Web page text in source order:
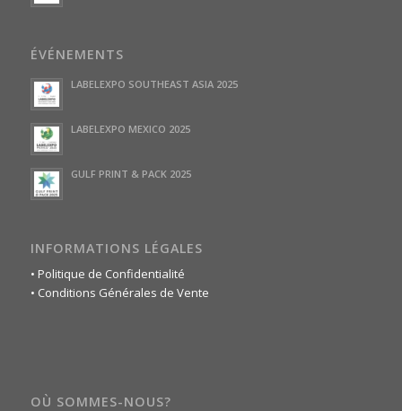
ÉVÉNEMENTS
LABELEXPO SOUTHEAST ASIA 2025
LABELEXPO MEXICO 2025
GULF PRINT & PACK 2025
INFORMATIONS LÉGALES
• Politique de Confidentialité
• Conditions Générales de Vente
OÙ SOMMES-NOUS?